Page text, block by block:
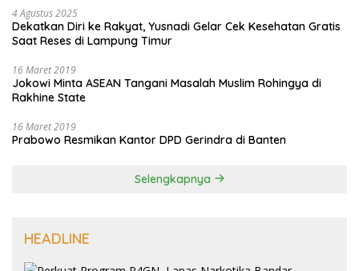
4 Agustus 2025
Dekatkan Diri ke Rakyat, Yusnadi Gelar Cek Kesehatan Gratis
Saat Reses di Lampung Timur
16 Maret 2019
Jokowi Minta ASEAN Tangani Masalah Muslim Rohingya di
Rakhine State
16 Maret 2019
Prabowo Resmikan Kantor DPD Gerindra di Banten
Selengkapnya
HEADLINE